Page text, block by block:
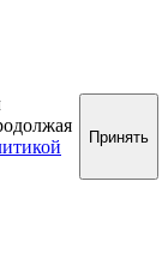
Принять